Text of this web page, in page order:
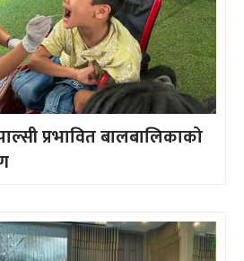
प्रभावित बालबालिकाको